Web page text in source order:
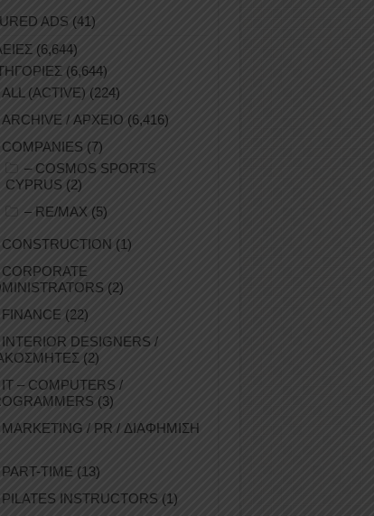
ADS (41)
(6,644)
(6,644)
ALL (ACTIVE) (224)
ARCHIVE / ΑΡΧΕΙΟ (6,416)
COMPANIES (7)
– COSMOS SPORTS
CYPRUS (2)
– RE/MAX (5)
CONSTRUCTION (1)
CORPORATE
(2)
FINANCE (22)
INTERIOR DESIGNERS /
(2)
IT – COMPUTERS /
(3)
MARKETING / PR / ΔΙΑΦΗΜΙΣΗ
PART-TIME (13)
PILATES INSTRUCTORS (1)